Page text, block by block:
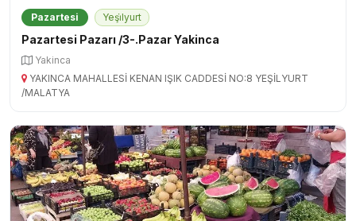
Pazartesi Yeşi̇lyurt
Pazartesi Pazarı /3-.Pazar Yakinca
Yakinca
YAKINCA MAHALLESİ KENAN IŞIK CADDESİ NO:8 YEŞİLYURT
/MALATYA